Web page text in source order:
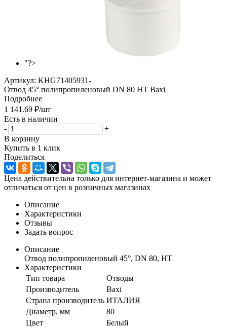
"?>
Артикул: KHG71405931-
Отвод 45° полипропиленовый DN 80 HT Baxi
Подробнее
1 141.69 ₽/шт
Есть в наличии
-
+
В корзину
Купить в 1 клик
Поделиться
Цена действительна только для интернет-магазина и может
отличаться от цен в розничных магазинах
Описание
Характеристики
Отзывы
Задать вопрос
Описание
Отвод полипропиленовый 45°, DN 80, HT
Характеристики
Тип товара
Отводы
Производитель
Baxi
Страна производитель ИТАЛИЯ
Диаметр, мм
80
Цвет
Белый